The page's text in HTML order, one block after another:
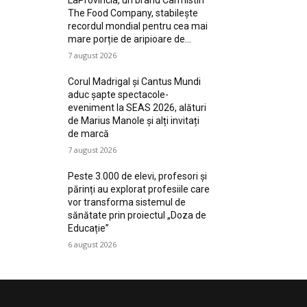
The Food Company, stabilește
recordul mondial pentru cea mai
mare porție de aripioare de...
7 august 2026
Corul Madrigal și Cantus Mundi
aduc șapte spectacole-
eveniment la SEAS 2026, alături
de Marius Manole și alți invitați
de marcă
7 august 2026
Peste 3.000 de elevi, profesori și
părinți au explorat profesiile care
vor transforma sistemul de
sănătate prin proiectul „Doza de
Educație”
6 august 2026